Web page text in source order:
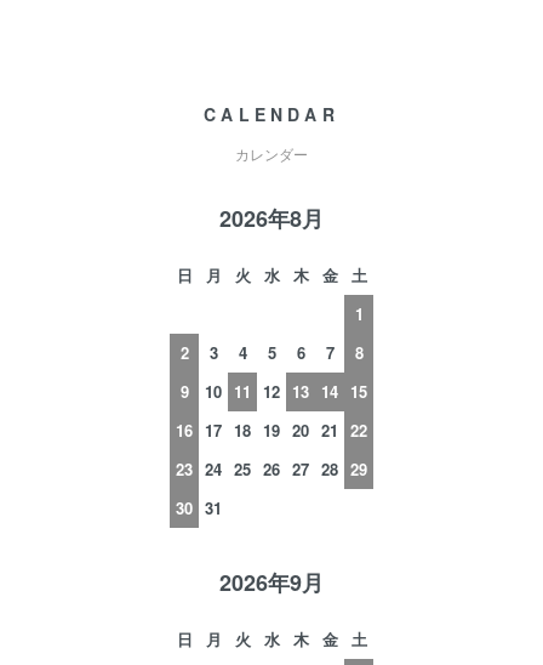
CALENDAR
カレンダー
2026年8月
日 月 火 水 木 金
土
1
2
3 4 5 6 7
8
9
10 11 12 13 14 15
16 17 18 19 20 21
22
23 24 25 26 27 28 29
30 31
2026年9月
日 月 火 水 木 金
土